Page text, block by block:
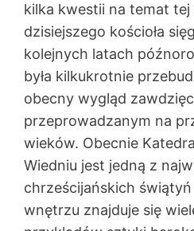
kilka kwestii na temat
dzisiejszego kościoła
kolejnych latach
była kilkukrotnie
obecny wygląd
przeprowadzanym na
wieków. Obecnie
Wiedniu jest jedną z
chrześcijańskich
wnętrzu znajduje się